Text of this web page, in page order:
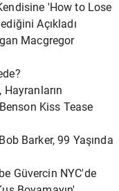
'How to Lose
Açıkladı
Macgregor
Kiss Tease
Barker, 99 Yaşında
Güvercin NYC'de